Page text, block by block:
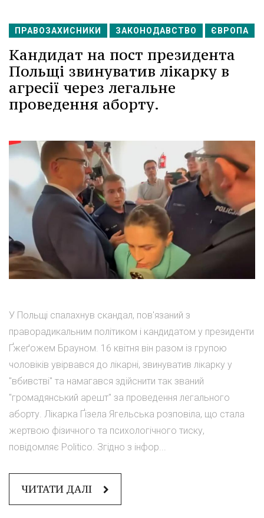
ПРАВОЗАХИСНИКИ ЗАКОНОДАВСТВО ЄВРОПА
Кандидат на пост президента
Польщі звинуватив лікарку в
агресії через легальне
проведення аборту.
У Польщі спалахнув скандал, пов'язаний з
праворадикальним політиком і кандидатом у президенти
Ґжеґожем Брауном. 16 квітня він разом із групою
чоловіків увірвався до лікарні, звинуватив лікарку у
"вбивстві" та намагався здійснити так званий
"громадянський арешт" за проведення легального
аборту. Лікарка Ґізела Ягельська розповіла, що стала
жертвою фізичного та психологічного тиску,
повідомляє Politico. Згідно з інфор...
ЧИТАТИ ДАЛІ